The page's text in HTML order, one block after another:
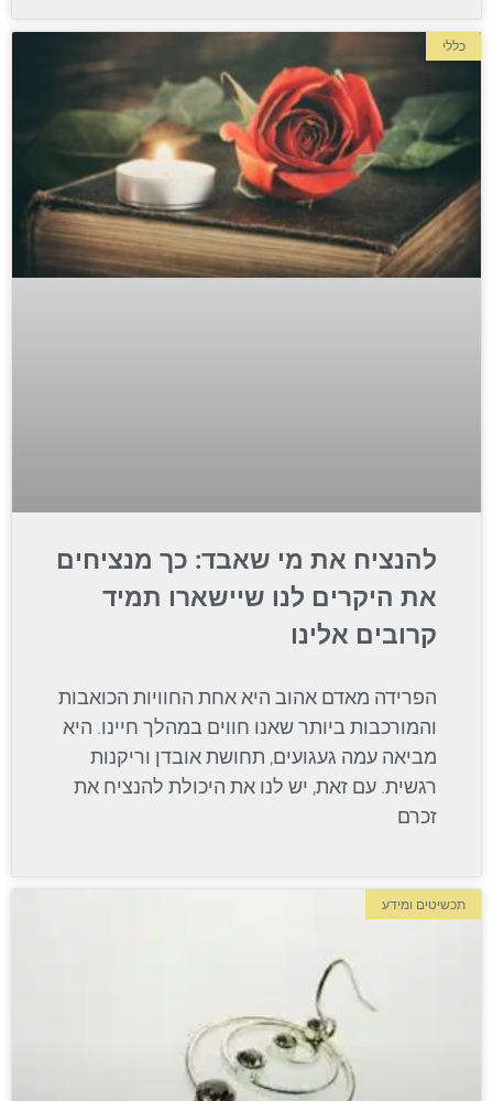
כללי
להנציח את מי שאבד: כך מנציחים
את היקרים לנו שיישארו תמיד
קרובים אלינו
הפרידה מאדם אהוב היא אחת החוויות הכואבות
והמורכבות ביותר שאנו חווים במהלך חיינו. היא
מביאה עמה געגועים, תחושת אובדן וריקנות
רגשית. עם זאת, יש לנו את היכולת להנציח את
זכרם
תכשיטים ומידע